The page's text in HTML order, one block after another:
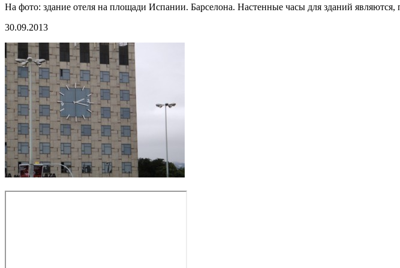
На фото: здание отеля на площади Испании. Барселона. Настенные часы для зданий
30.09.2013